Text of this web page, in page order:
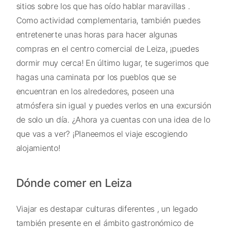
sitios sobre los que has oído hablar maravillas .
Como actividad complementaria, también puedes
entretenerte unas horas para hacer algunas
compras en el centro comercial de Leiza, ¡puedes
dormir muy cerca! En último lugar, te sugerimos que
hagas una caminata por los pueblos que se
encuentran en los alrededores, poseen una
atmósfera sin igual y puedes verlos en una excursión
de solo un día. ¿Ahora ya cuentas con una idea de lo
que vas a ver? ¡Planeemos el viaje escogiendo
alojamiento!
Dónde comer en Leiza
Viajar es destapar culturas diferentes , un legado
también presente en el ámbito gastronómico de